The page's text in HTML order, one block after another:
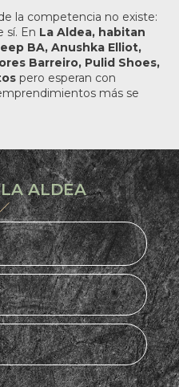
la competencia no existe:
sí. En La Aldea, habitan
BA, Anushka Elliot,
Barreiro, Pulid Shoes,
s pero esperan con
más se
ALDEA